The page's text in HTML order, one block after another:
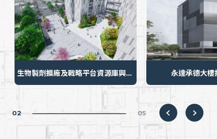
基地位置 ｜
共興建二幢 5 棟建物；包
括生物製劑廠(一幢4棟)、
國家感染性疾病資源庫一
幢1 棟
基地位置 ｜
約38,685平方公尺
基地位置 ｜
2024-03-07 10:08:17
了解更多
生物製劑擴廠及戰略平台資源庫興建統包工程
216號
基地位置 ｜
地上11
基地位置 ｜
基地位置 ｜
2024-
了解更
永達承德大樓
02 05